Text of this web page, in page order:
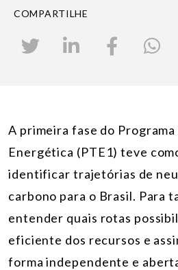
COMPARTILHE
A primeira fase do
Energética (PTE1) teve
identificar trajetórias de
carbono para o Brasil. Para
entender quais rotas
eficiente dos recursos e
forma independente e